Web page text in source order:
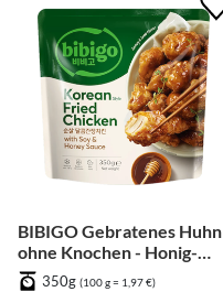
BIBIGO Gebratenes Huhn
ohne Knochen - Honig-
Sojasauce
350g (100 g = 1,97 €)